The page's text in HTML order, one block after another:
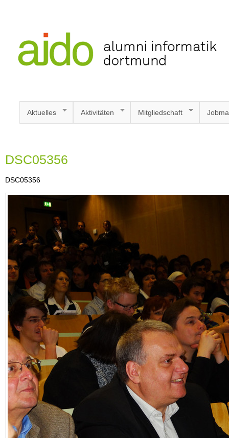
Aktuelles Aktivitäten Mitgliedschaft
DSC05356
DSC05356